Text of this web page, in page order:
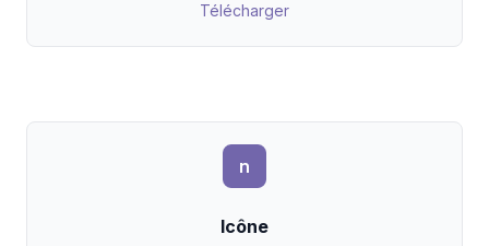
Télécharger
n
Icône